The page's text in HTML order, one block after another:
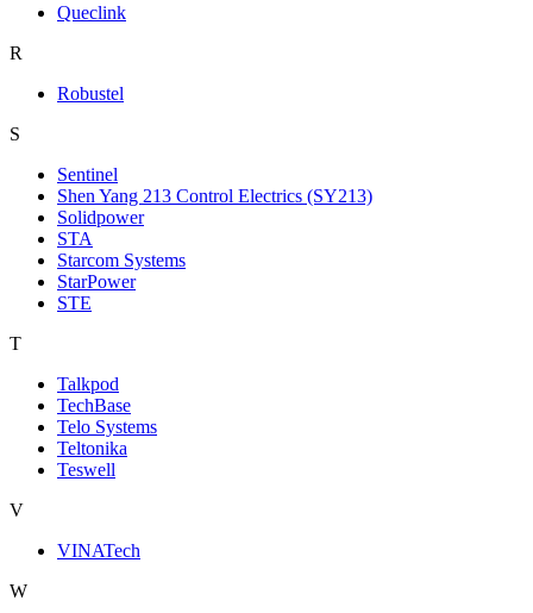
Queclink
R
Robustel
S
Sentinel
Shen Yang 213 Control Electrics (SY213)
Solidpower
STA
Starcom Systems
StarPower
STE
T
Talkpod
TechBase
Telo Systems
Teltonika
Teswell
V
VINATech
W